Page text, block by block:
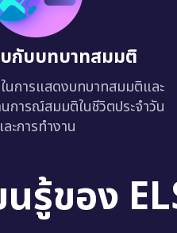
กับบทบาทสมมติ
นการแสดงบทบาทสมมติและ
การณ์สมมติในชีวิตประจำวัน
ละการทำงาน
นรู้ของ